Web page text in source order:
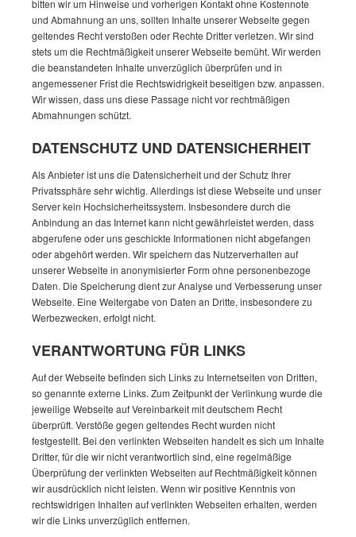
bitten wir um Hinweise und vorherigen Kontakt ohne Kostennote
und Abmahnung an uns, sollten Inhalte unserer Webseite gegen
geltendes Recht verstoßen oder Rechte Dritter verletzen. Wir sind
stets um die Rechtmäßigkeit unserer Webseite bemüht. Wir werden
die beanstandeten Inhalte unverzüglich überprüfen und in
angemessener Frist die Rechtswidrigkeit beseitigen bzw. anpassen.
Wir wissen, dass uns diese Passage nicht vor rechtmäßigen
Abmahnungen schützt.
DATENSCHUTZ UND DATENSICHERHEIT
Als Anbieter ist uns die Datensicherheit und der Schutz Ihrer
Privatssphäre sehr wichtig. Allerdings ist diese Webseite und unser
Server kein Hochsicherheitssystem. Insbesondere durch die
Anbindung an das Internet kann nicht gewährleistet werden, dass
abgerufene oder uns geschickte Informationen nicht abgefangen
oder abgehört werden. Wir speichern das Nutzerverhalten auf
unserer Webseite in anonymisierter Form ohne personenbezoge
Daten. Die Speicherung dient zur Analyse und Verbesserung unser
Webseite. Eine Weitergabe von Daten an Dritte, insbesondere zu
Werbezwecken, erfolgt nicht.
VERANTWORTUNG FÜR LINKS
Auf der Webseite befinden sich Links zu Internetseiten von Dritten,
so genannte externe Links. Zum Zeitpunkt der Verlinkung wurde die
jeweilige Webseite auf Vereinbarkeit mit deutschem Recht
überprüft. Verstöße gegen geltendes Recht wurden nicht
festgestellt. Bei den verlinkten Webseiten handelt es sich um Inhalte
Dritter, für die wir nicht verantwortlich sind, eine regelmäßige
Überprüfung der verlinkten Webseiten auf Rechtmäßigkeit können
wir ausdrücklich nicht leisten. Wenn wir positive Kenntnis von
rechtswidrigen Inhalten auf verlinkten Webseiten erhalten, werden
wir die Links unverzüglich entfernen.